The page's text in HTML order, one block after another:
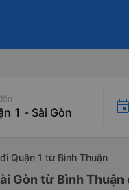
Quận 1 từ Bình Thuận
Gòn từ Bình